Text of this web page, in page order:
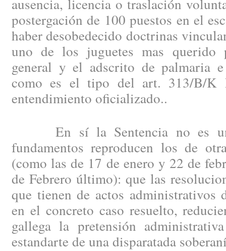
ausencia, licencia o traslación
postergación de 100 puestos en el
haber desobedecido doctrinas
uno de los juguetes mas querido
general y el adscrito de palmaria
como es el tipo del art. 313/B/K
entendimiento oficializado..
En sí la Sentencia no es una
fundamentos reproducen los de
(como las de 17 de enero y 22 de
de Febrero último): que las
que tienen de actos administrativos
en el concreto caso resuelto,
gallega la pretensión
estandarte de una disparatada